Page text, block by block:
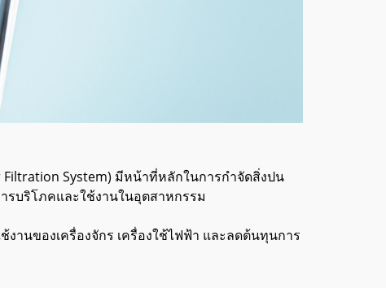
Filtration System) มีหน้าที่หลักในการกำจัดสิ่งปน
บริโภคและใช้งานในอุตสาหกรรม
านของเครื่องจักร เครื่องใช้ไฟฟ้า และลดต้นทุนการ